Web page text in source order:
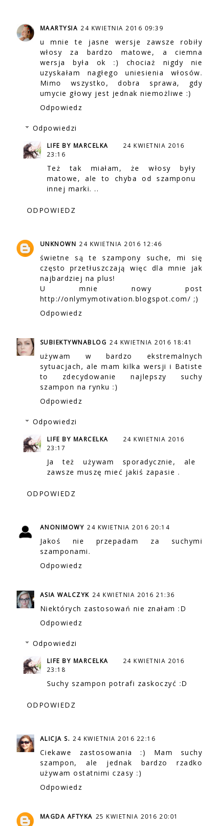
MAARTYSIA 24 KWIETNIA 2016 09:39
u mnie te jasne wersje zawsze robiły
włosy za bardzo matowe, a ciemna
wersja była ok :) chociaż nigdy nie
uzyskałam nagłego uniesienia włosów.
Mimo wszystko, dobra sprawa, gdy
umycie głowy jest jednak niemożliwe :)
Odpowiedz
Odpowiedzi
LIFE BY MARCELKA
24 KWIETNIA 2016
23:16
Też tak miałam, że włosy były
matowe, ale to chyba od szamponu
innej marki. ..
ODPOWIEDZ
UNKNOWN 24 KWIETNIA 2016 12:46
świetne są te szampony suche, mi się
często przetłuszczają więc dla mnie jak
najbardziej na plus!
U mnie nowy post
http://onlymymotivation.blogspot.com/ ;)
Odpowiedz
SUBIEKTYWNABLOG 24 KWIETNIA 2016 18:41
używam w bardzo ekstremalnych
sytuacjach, ale mam kilka wersji i Batiste
to zdecydowanie najlepszy suchy
szampon na rynku :)
Odpowiedz
Odpowiedzi
LIFE BY MARCELKA
24 KWIETNIA 2016
23:17
Ja też używam sporadycznie, ale
zawsze muszę mieć jakiś zapasie .
ODPOWIEDZ
ANONIMOWY 24 KWIETNIA 2016 20:14
Jakoś nie przepadam za suchymi
szamponami.
Odpowiedz
ASIA WALCZYK 24 KWIETNIA 2016 21:36
Niektórych zastosowań nie znałam :D
Odpowiedz
Odpowiedzi
LIFE BY MARCELKA
24 KWIETNIA 2016
23:18
Suchy szampon potrafi zaskoczyć :D
ODPOWIEDZ
ALICJA S. 24 KWIETNIA 2016 22:16
Ciekawe zastosowania :) Mam suchy
szampon, ale jednak bardzo rzadko
używam ostatnimi czasy :)
Odpowiedz
MAGDA AFTYKA 25 KWIETNIA 2016 20:01